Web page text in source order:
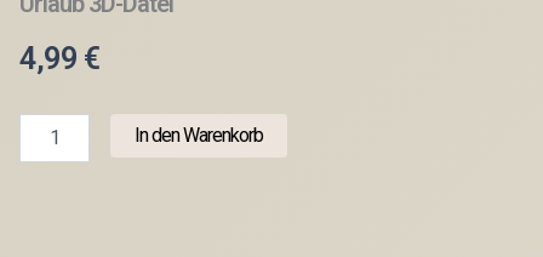
4,99 €
In den Warenkorb